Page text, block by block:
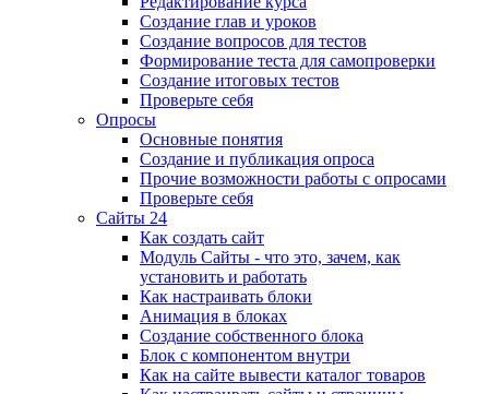
Создание глав и уроков
Создание вопросов для тестов
Формирование теста для самопроверки
Создание итоговых тестов
Проверьте себя
Опросы
Основные понятия
Создание и публикация опроса
Прочие возможности работы с опросами
Проверьте себя
Сайты 24
Как создать сайт
Модуль Сайты - что это, зачем, как
установить и работать
Как настраивать блоки
Анимация в блоках
Создание собственного блока
Блок с компонентом внутри
Как на сайте вывести каталог товаров